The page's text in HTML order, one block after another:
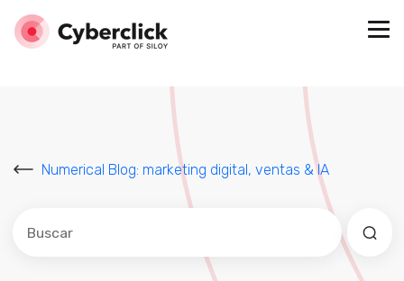
Numerical Blog: marketing digital, ventas & IA
Este es un campo de búsqueda con una función de
No hay sugerencias porque el campo de